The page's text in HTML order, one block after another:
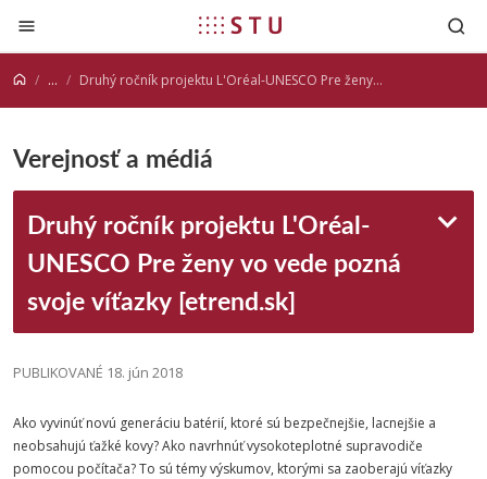
Prejsť na obsah
... Druhý ročník projektu L'Oréal-UNESCO Pre ženy vo vede pozná svoje víťazky [etrend.sk]
Verejnosť a médiá
Druhý ročník projektu L'Oréal-
UNESCO Pre ženy vo vede pozná
svoje víťazky [etrend.sk]
PUBLIKOVANÉ 18. jún 2018
Ako vyvinúť novú generáciu batérií, ktoré sú bezpečnejšie, lacnejšie a
neobsahujú ťažké kovy? Ako navrhnúť vysokoteplotné supravodiče
pomocou počítača? To sú témy výskumov, ktorými sa zaoberajú víťazky